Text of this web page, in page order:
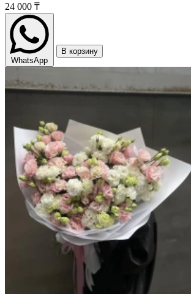
24 000 ₸
WhatsApp
В корзину